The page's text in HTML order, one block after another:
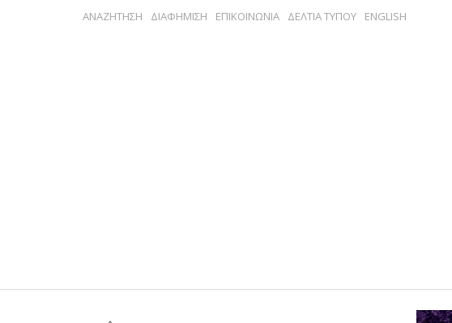
ΑΝΑΖΗΤΗΣΗ ΔΙΑΦΗΜΙΣΗ ΕΠΙΚΟΙΝΩΝΙΑ ΔΕΛΤΙΑ ΤΥΠΟΥ ENGLISH